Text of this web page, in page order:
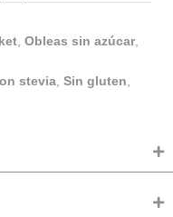
Obleas sin azúcar,
stevia Sin gluten